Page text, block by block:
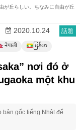
が丘らしい。ちなみに自由が丘
話題
2020.10.24
नेपाली မြန်မာ
nơi đó ở
một khu
bản gốc tiếng Nhật để